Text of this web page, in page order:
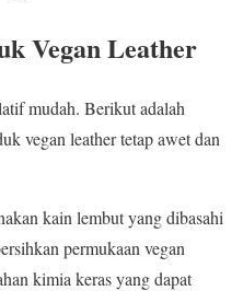
Vegan Leather
mudah. Berikut adalah
vegan leather tetap awet dan
kain lembut yang dibasahi
permukaan vegan
kimia keras yang dapat